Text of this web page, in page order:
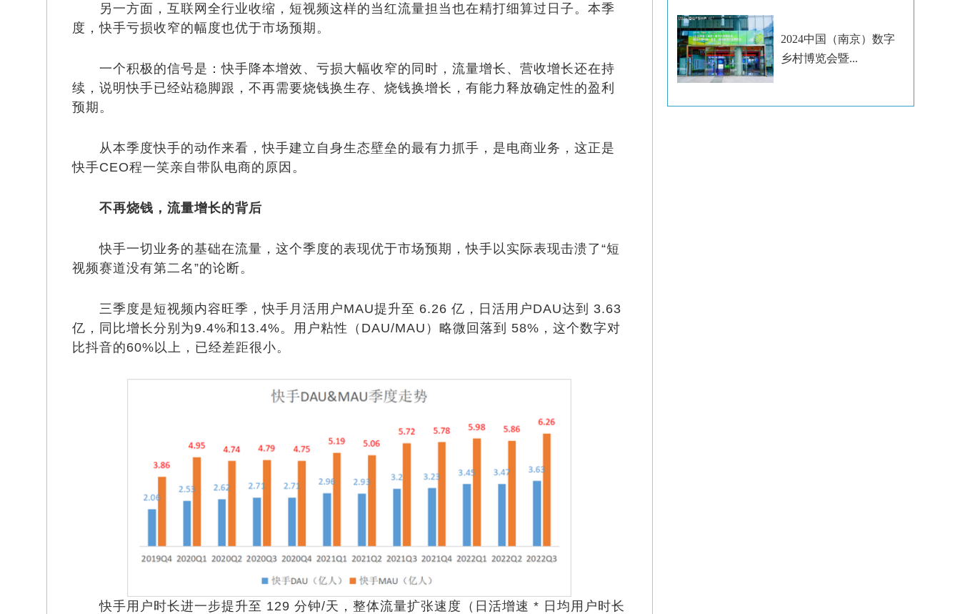
另一方面，互联网全行业收缩，短视频这样的当红流量担当也在精打细算过日子。本季
度，快手亏损收窄的幅度也优于市场预期。
一个积极的信号是：快手降本增效、亏损大幅收窄的同时，流量增长、营收增长还在持
续，说明快手已经站稳脚跟，不再需要烧钱换生存、烧钱换增长，有能力释放确定性的盈利
预期。
从本季度快手的动作来看，快手建立自身生态壁垒的最有力抓手，是电商业务，这正是
快手CEO程一笑亲自带队电商的原因。
不再烧钱，流量增长的背后
快手一切业务的基础在流量，这个季度的表现优于市场预期，快手以实际表现击溃了“短
视频赛道没有第二名”的论断。
三季度是短视频内容旺季，快手月活用户MAU提升至 6.26 亿，日活用户DAU达到 3.63
亿，同比增长分别为9.4%和13.4%。用户粘性（DAU/MAU）略微回落到 58%，这个数字对
比抖音的60%以上，已经差距很小。
快手用户时长进一步提升至 129 分钟/天，整体流量扩张速度（日活增速 * 日均用户时长
2024中国（南京）数字
乡村博览会暨...